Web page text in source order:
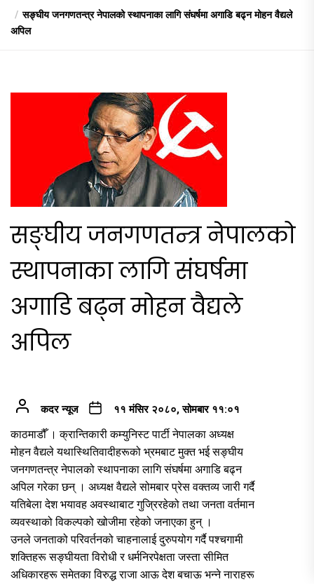
सङ्घीय जनगणतन्त्र नेपालको स्थापनाका लागि संघर्षमा अगाडि बढ्न मोहन वैद्यले
अपिल
सङ्घीय जनगणतन्त्र नेपालको
स्थापनाका लागि संघर्षमा
अगाडि बढ्न मोहन वैद्यले
अपिल
कदर न्यूज ११ मंसिर २०८०, सोमबार ११:०१
काठमाडौँ । क्रान्तिकारी कम्युनिस्ट पार्टी नेपालका अध्यक्ष
मोहन वैद्यले यथास्थितिवादीहरूको भ्रमबाट मुक्त भई सङ्घीय
जनगणतन्त्र नेपालको स्थापनाका लागि संघर्षमा अगाडि बढ्न
अपिल गरेका छन् । अध्यक्ष वैद्यले सोमबार प्रेस वक्तव्य जारी गर्दै
यतिबेला देश भयावह अवस्थाबाट गुज्रिरहेको तथा जनता वर्तमान
व्यवस्थाको विकल्पको खोजीमा रहेको जनाएका हुन् ।
उनले जनताको परिवर्तनको चाहनालाई दुरुपयोग गर्दै पश्चगामी
शक्तिहरू सङ्घीयता विरोधी र धर्मनिरपेक्षता जस्ता सीमित
अधिकारहरू समेतका विरुद्ध राजा आऊ देश बचाऊ भन्ने नाराहरू